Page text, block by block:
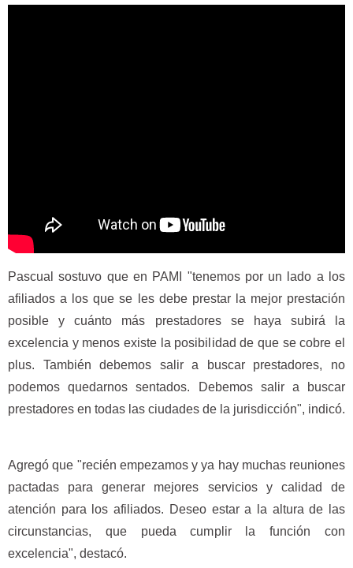
Pascual sostuvo que en PAMI "tenemos por un lado a los
afiliados a los que se les debe prestar la mejor prestación
posible y cuánto más prestadores se haya subirá la
excelencia y menos existe la posibilidad de que se cobre el
plus. También debemos salir a buscar prestadores, no
podemos quedarnos sentados. Debemos salir a buscar
prestadores en todas las ciudades de la jurisdicción", indicó.
Agregó que "recién empezamos y ya hay muchas reuniones
pactadas para generar mejores servicios y calidad de
atención para los afiliados. Deseo estar a la altura de las
circunstancias, que pueda cumplir la función con
excelencia", destacó.